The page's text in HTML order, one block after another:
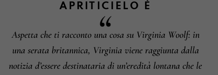
Informazioni su cambi e resi
APRITICIELO È
Aspetta che ti racconto una cosa su Virginia Woolf: in
una serata britannica, Virginia viene raggiunta dalla
notizia d’essere destinataria di un’eredità lontana che le